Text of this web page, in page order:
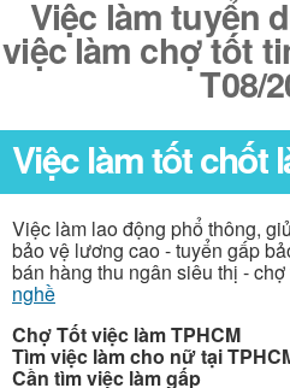
Việc làm tuyển
việc làm chợ tốt
T08/
Việc làm tốt chốt
Việc làm lao động phổ thông,
bảo vệ lương cao - tuyển gấp
bán hàng thu ngân siêu thị -
nghề
Chợ Tốt việc làm TPHCM
Tìm việc làm cho nữ tại
Cần tìm việc làm gấp